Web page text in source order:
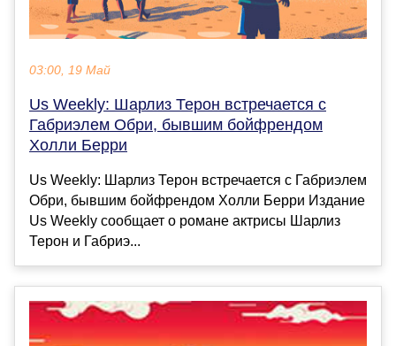
03:00, 19 Май
Us Weekly: Шарлиз Терон встречается с
Габриэлем Обри, бывшим бойфрендом
Холли Берри
Us Weekly: Шарлиз Терон встречается с Габриэлем
Обри, бывшим бойфрендом Холли Берри Издание
Us Weekly сообщает о романе актрисы Шарлиз
Терон и Габриэ...